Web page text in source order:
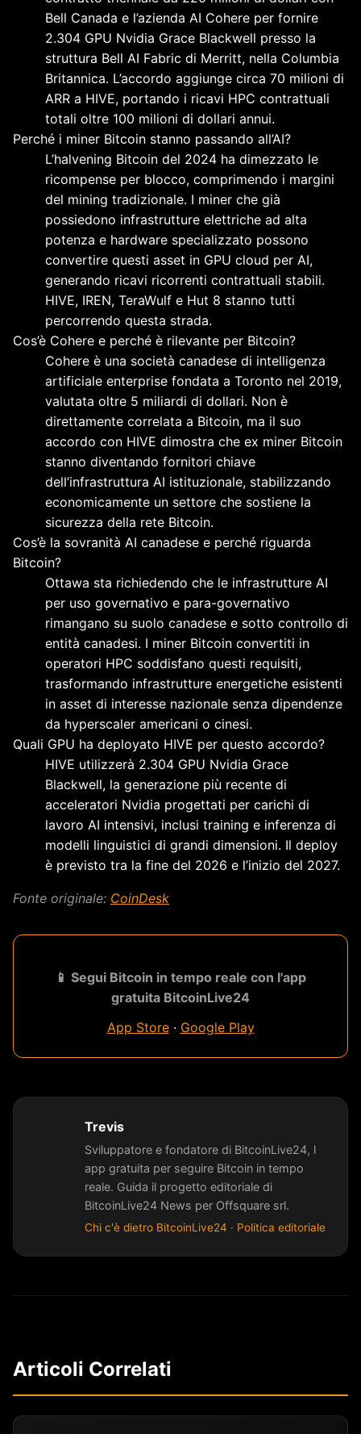
Bell Canada e l’azienda AI Cohere per fornire
2.304 GPU Nvidia Grace Blackwell presso la
struttura Bell AI Fabric di Merritt, nella Columbia
Britannica. L’accordo aggiunge circa 70 milioni di
ARR a HIVE, portando i ricavi HPC contrattuali
totali oltre 100 milioni di dollari annui.
Perché i miner Bitcoin stanno passando all’AI?
L’halvening Bitcoin del 2024 ha dimezzato le
ricompense per blocco, comprimendo i margini
del mining tradizionale. I miner che già
possiedono infrastrutture elettriche ad alta
potenza e hardware specializzato possono
convertire questi asset in GPU cloud per AI,
generando ricavi ricorrenti contrattuali stabili.
HIVE, IREN, TeraWulf e Hut 8 stanno tutti
percorrendo questa strada.
Cos’è Cohere e perché è rilevante per Bitcoin?
Cohere è una società canadese di intelligenza
artificiale enterprise fondata a Toronto nel 2019,
valutata oltre 5 miliardi di dollari. Non è
direttamente correlata a Bitcoin, ma il suo
accordo con HIVE dimostra che ex miner Bitcoin
stanno diventando fornitori chiave
dell’infrastruttura AI istituzionale, stabilizzando
economicamente un settore che sostiene la
sicurezza della rete Bitcoin.
Cos’è la sovranità AI canadese e perché riguarda
Bitcoin?
Ottawa sta richiedendo che le infrastrutture AI
per uso governativo e para-governativo
rimangano su suolo canadese e sotto controllo di
entità canadesi. I miner Bitcoin convertiti in
operatori HPC soddisfano questi requisiti,
trasformando infrastrutture energetiche esistenti
in asset di interesse nazionale senza dipendenze
da hyperscaler americani o cinesi.
Quali GPU ha deployato HIVE per questo accordo?
HIVE utilizzerà 2.304 GPU Nvidia Grace
Blackwell, la generazione più recente di
acceleratori Nvidia progettati per carichi di
lavoro AI intensivi, inclusi training e inferenza di
modelli linguistici di grandi dimensioni. Il deploy
è previsto tra la fine del 2026 e l’inizio del 2027.
Fonte originale: CoinDesk
📱 Segui Bitcoin in tempo reale con l'app
gratuita BitcoinLive24
App Store· Google Play
Trevis
Sviluppatore e fondatore di BitcoinLive24, l
app gratuita per seguire Bitcoin in tempo
reale. Guida il progetto editoriale di
BitcoinLive24 News per Offsquare srl.
Chi c'è dietro BitcoinLive24 · Politica editoriale
Articoli Correlati